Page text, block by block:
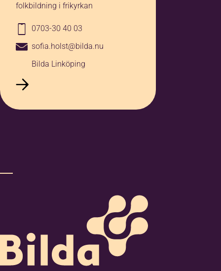
folkbildning i frikyrkan
0703-30 40 03
sofia.holst@bilda.nu
Bilda Linköping